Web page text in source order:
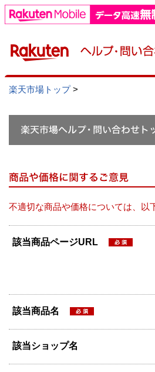
楽天市場トップ>
不適切な商品や価格については、以
該当商品ページURL
該当商品名
該当ショップ名